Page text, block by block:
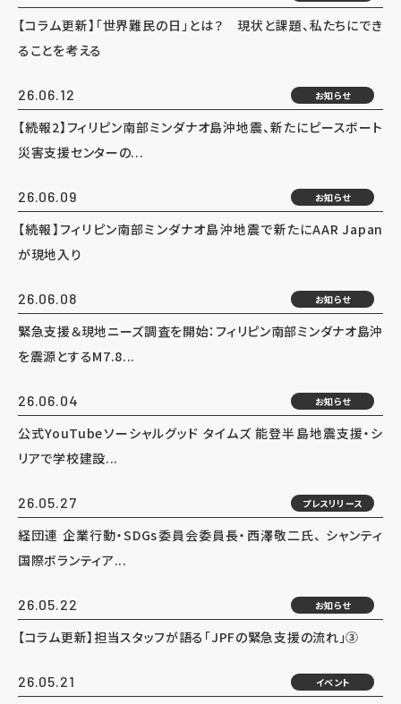
【コラム更新】「世界難民の日」とは？ 現状と課題、私たちにでき
ることを考える
26.06.12 お知らせ
【続報2】フィリピン南部ミンダナオ島沖地震、新たにピースボート
災害支援センターの...
26.06.09 お知らせ
【続報】フィリピン南部ミンダナオ島沖地震で新たにAAR Japan
が現地入り
26.06.08 お知らせ
緊急支援＆現地ニーズ調査を開始：フィリピン南部ミンダナオ島沖
を震源とするM7.8...
26.06.04 お知らせ
公式YouTubeソーシャルグッド タイムズ 能登半島地震支援・シ
リアで学校建設...
26.05.27 プレスリリース
経団連 企業行動・SDGs委員会委員長・西澤敬二氏、 シャンティ
国際ボランティア...
26.05.22 お知らせ
【コラム更新】担当スタッフが語る「JPFの緊急支援の流れ」③
26.05.21 イベント